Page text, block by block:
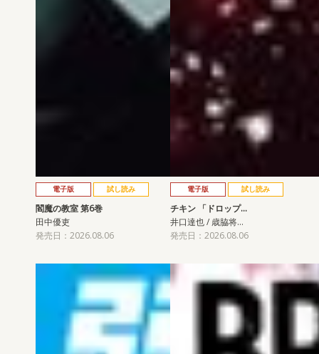
電子版 試し読み
閻魔の教室 第6巻
田中優吏
発売日：2026.08.06
電子版 試し読み
チキン 「ドロップ…
井口達也 / 歳脇将…
発売日：2026.08.06